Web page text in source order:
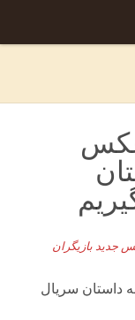
عکس
جدید بازیگران
داستان سریال